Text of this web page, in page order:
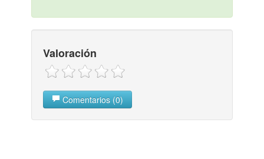
Valoración
Comentarios (0)